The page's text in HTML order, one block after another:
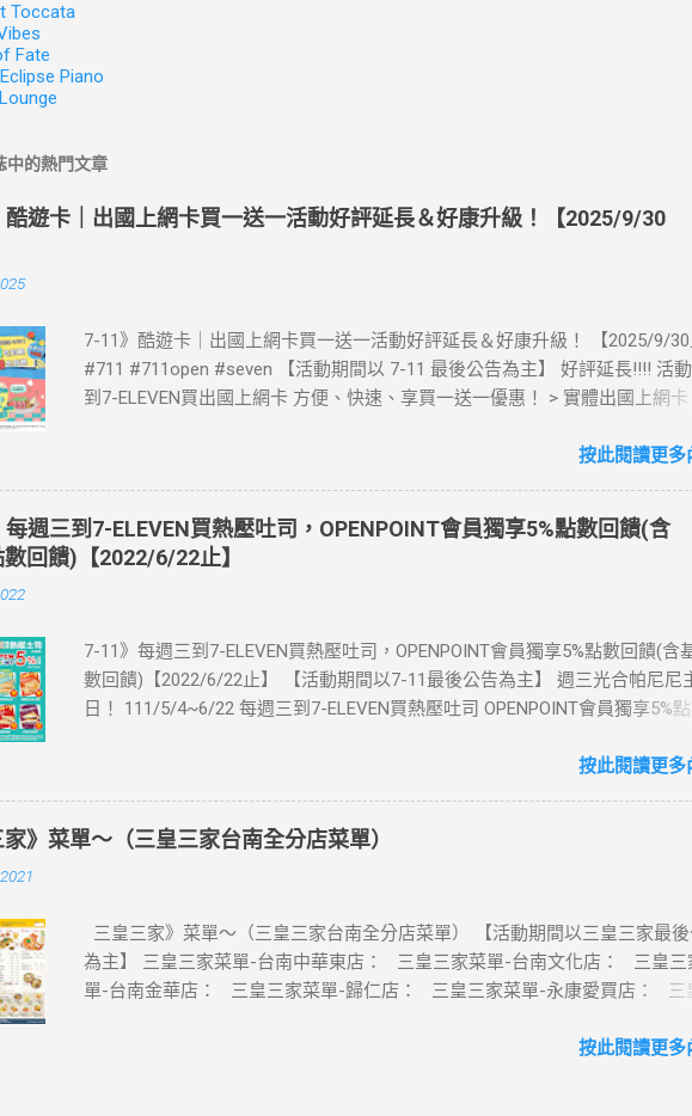
Toccata
Fate
Piano
中的熱門文章
酷遊卡｜出國上網卡買一送一活動好評延長＆好康升級！【2025/9/30
7-11》酷遊卡｜出國上網卡買一送一活動好評延長＆好康升級！ 【2025/9/
#711 #711open #seven 【活動期間以 7-11 最後公告為主】 好評延長!!!! 活
到7-ELEVEN買出國上網卡 方便、快速、享買一送一優惠！ > 實體出國上網
站登錄 【點我登錄】 ) > eSIM出國上網卡：好康升級！購買eSIM「吃到飽」
📣 再也不怕忘記買上網卡啦～快跟你要出國的朋友說～速速來超商買省錢又
·活動詳情：好康優惠看這邊 【點我看好康優惠】 ·eSIM ibon 購買教學 【點
教學】 📲 全球上網首選，速度穩定，落地秒連上網 🌏 日、韓、東南亞、中
eSIM適用機型： ※注意：裝置支援型號可能因各區域販售而有差異，請自行
裝置是否可使用eSIM ●用撥號按鍵撥打「*#06#」，如出現 EID 的條碼或文
示您的手機支援 eSIM 功能。 ●不支援鎖卡機、平板、電信業者客製機、網路
1.iPhone 16 以上系列 2.iPhone 15 3.iPhone 14 4.iPhone 13 5.iPhone 12
7.iPhone XS Max、iPhone XS、iPhone XR 8.iPhone SE 2、iPhone SE 3 【
1.Pixel 7 Pro、Pixel 7 或後續機型 2.Pixel 6a、Pixel 6 Pro、Pixel 6 3.Pixel 5
4a(5G)、Pixel 4a、Pixel 4 XL、Pixel 4 5.Pixel 3a 【Samsung】限台灣販售
按此閱讀更多
週三到7-ELEVEN買熱壓吐司，OPENPOINT會員獨享5%點數回饋(含
回饋)【2022/6/22止】
7-11》每週三到7-ELEVEN買熱壓吐司，OPENPOINT會員獨享5%點數回饋(含
數回饋)【2022/6/22止】 【活動期間以7-11最後公告為主】 週三光合帕尼尼
日！ 111/5/4~6/22 每週三到7-ELEVEN買熱壓吐司 OPENPOINT會員獨享5%
編推薦！ 丹麥鮪魚起司 多層丹麥吐司，熱壓後口感酥脆，搭配經典鮪魚起司
評回購 注意事項 1.本優惠不得與其他優惠並行。商品數量以各門市實際可販
為準。 2.活動期間OPENPOINT會員需報手機號碼/出示會員條碼，或以已綁定
icash恕不享本活動優惠。 3.本活動不適用隨取卡、咖啡卡、商品卡、提貨卡
開心卡、商品兌換券、折價券、i禮贈、退空瓶、自帶杯折扣，且僅限統一超
交易(不含X-STORE及特殊店、智FUN機)，i預購/i划算/外送服務/行動隨時取/
一經使用無法恢復，且系統即自動將該筆交易贈送之點數回收(含消費基本點
按此閱讀更多
》菜單～（三皇三家台南全分店菜單）
三皇三家》菜單～（三皇三家台南全分店菜單） 【活動期間以三皇三家最
為主】 三皇三家菜單-台南中華東店： 三皇三家菜單-台南文化店： 三皇三
單-台南金華店： 三皇三家菜單-歸仁店： 三皇三家菜單-永康愛買店： 三
振興五倍券』相關優惠活動 點這裡看！ 台灣優惠券大全》省錢大作戰》首頁
按此閱讀更多